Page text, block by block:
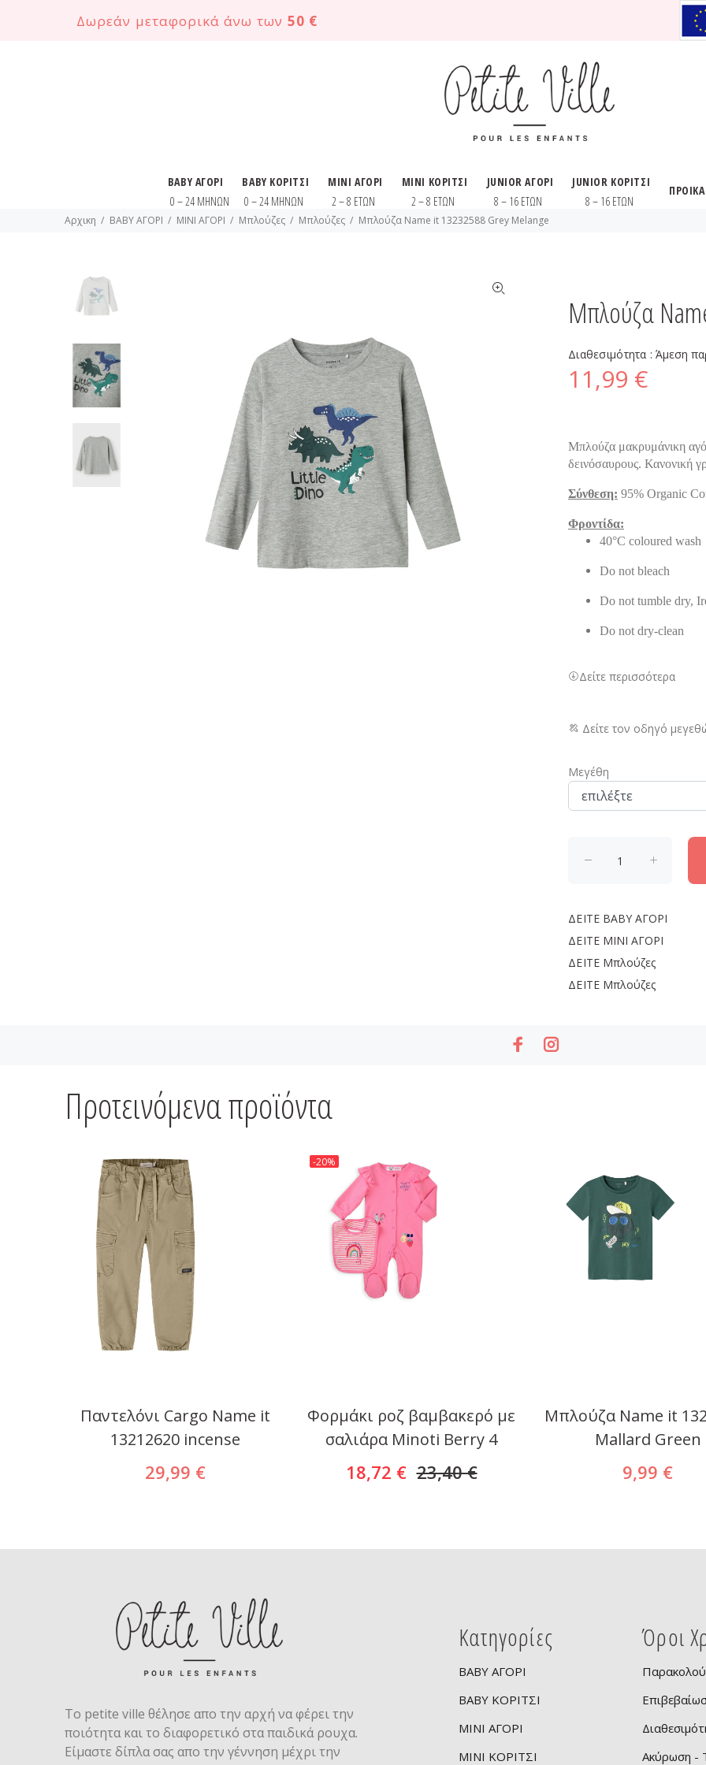
Δωρεάν μεταφορικά άνω των 50 €
BABY ΑΓΟΡΙ
0 – 24 ΜΗΝΩΝ
BABY ΚΟΡΙΤΣΙ
0 – 24 ΜΗΝΩΝ
MINI ΑΓΟΡΙ
2 – 8 ΕΤΩΝ
MINI ΚΟΡΙΤΣΙ
2 – 8 ΕΤΩΝ
JUNIOR ΑΓΟΡΙ
8 – 16 ΕΤΩΝ
JUNIOR ΚΟΡΙΤΣΙ
8 – 16 ΕΤΩΝ
Αρχικη BABY ΑΓΟΡΙ MINI ΑΓΟΡΙ Μπλούζες Μπλούζες Μπλούζα Name it 13232588 Grey Melange
Μπλούζα
Διαθεσιμότητα :Άμεση
11,99 €
Μπλούζα μακρυμάνικη
δεινόσαυρους. Κανονική
Σύνθεση: 95% Organic
Φροντίδα:
40°C coloured wash
Do not bleach
Do not tumble dry,
Do not dry-clean
Δείτε περισσότερα
Δείτε τον οδηγό
Μεγέθη
ΔΕΙΤΕ BABY ΑΓΟΡΙ
ΔΕΙΤΕ MINI ΑΓΟΡΙ
ΔΕΙΤΕ Μπλούζες
ΔΕΙΤΕ Μπλούζες
Προτεινόμενα προϊόντα
Παντελόνι Cargo Name it
13212620 incense
29,99 €
-20%
Φορμάκι ροζ βαμβακερό με
σαλιάρα Minoti Berry 4
18,72 € 23,40 €
Μπλούζα Name it
Mallard Green
9,99 €
Το petite ville θέλησε απο την αρχή να φέρει την
ποιότητα και το διαφορετικό στα παιδικά ρουχα.
Είμαστε δίπλα σας απο την γέννηση μέχρι την
Κατηγορίες
BABY ΑΓΟΡΙ
BABY ΚΟΡΙΤΣΙ
MINI ΑΓΟΡΙ
MINI ΚΟΡΙΤΣΙ
Όροι
Ακύρωση -